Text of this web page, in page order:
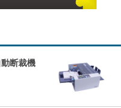
断裁機